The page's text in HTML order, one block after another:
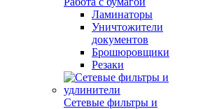
Ламинаторы
Уничтожители
документов
Брошюровщики
Резаки
Сетевые фильтры и